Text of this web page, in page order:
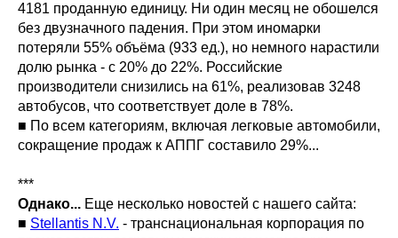
4181 проданную единицу. Ни один месяц не обошелся
без двузначного падения. При этом иномарки
потеряли 55% объёма (933 ед.), но немного нарастили
долю рынка - с 20% до 22%. Российские
производители снизились на 61%, реализовав 3248
автобусов, что соответствует доле в 78%.
■ По всем категориям, включая легковые автомобили,
сокращение продаж к АППГ составило 29%...
***
Однако... Еще несколько новостей с нашего сайта:
■ Stellantis N.V. - транснациональная корпорация по